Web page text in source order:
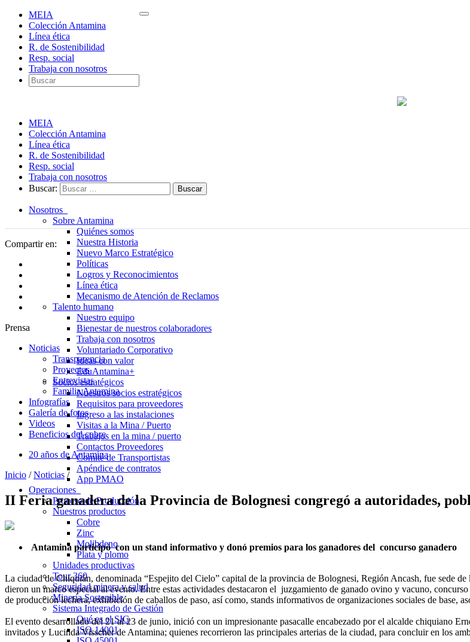
MEIA
Colección Antamina
Línea ética
R. de Sostenibilidad
Resp. social
Trabaja con nosotros
MEIA
Colección Antamina
Línea ética
R. de Sostenibilidad
Resp. social
Trabaja con nosotros
Buscar:
Nosotros
Sobre Antamina
Quiénes somos
Nuestra Historia
Nuevo Marco Estratégico
Políticas
Logros y Reconocimientos
Línea ética
Mecanismo de Atención de Reclamos
Talento humano
Nuestro equipo
Bienestar de nuestros colaboradores
Trabaja con nosotros
Voluntariado Corporativo
Ideas con valor
EduAntamina+
Socios estratégicos
Nuestros socios estratégicos
Requisitos para proveedores
Ingreso a las instalaciones
Visitas a la Mina / Puerto
Trabajos en la mina / puerto
Contactos Proveedores
Comité de Transportistas
Apéndice de contratos
App PMAO
Operaciones
Proceso de Producción
Nuestros productos
Cobre
Zinc
Molibdeno
Plata y plomo
Unidades productivas
Tour 360
Seguridad minera y salud
Minería Sostenible
Sistema Integrado de Gestión
Qué es el SIG
ISO 14001
Compartir en:
Prensa
Noticias
Transparencia
Proyectos
Entrevistas
Familia Antamina
Infografías
Galería de fotos
Videos
Beneficios del cobre
20 años de Antamina
Inicio /Noticias /
II Feria ganadera de la Provincia de Bolognesi congregó a autoridades,
Antamina participó con un stand informativo y donó premios para los ganadores del concurso ganadero
La ciudad de Chiquián, denominada “Espejito del Cielo” capital de la provincia de Bolognesi, Región Ancash, fue sede
dieron un marco especial al evento. Entre estas actividades destacaron el juzgamiento de ganado ovino y vacuno,
de producción lechera, exhibición de caballos de paso, así como, stands informativos de organizaciones sociales de base,
El evento desarrollado del 21 al 23 de junio, inició con un impresionante pasacalle encabezado por el alcalde chiquiano
invitados y Lucinda Visscher de Antamina; quienes recorrieron las principales arterias de la ciudad, para concluir en los